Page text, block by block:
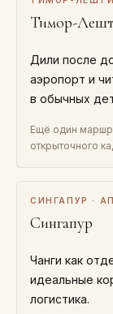
Тимор-
Дили после
аэропорт и
в обычных
Ещё один
открыточного
СИНГАПУР ·
Сингапур
Чанги как
идеальные
логистика.